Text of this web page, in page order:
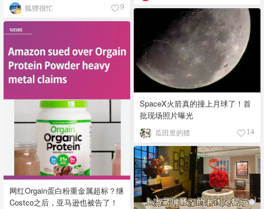
狐狸很忙 9
SpaceX火箭真的撞上月球了！首
批现场照片曝光
瓜田里的猹 14
网红Orgain蛋白粉重金属超标？继
Costco之后，亚马逊也被告了！